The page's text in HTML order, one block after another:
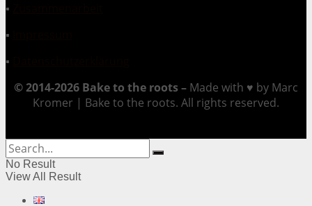
▪
▪
▪
© 2014-2026 Bake to the roots – Made with ♥ by Marc
Kromer | Bake to the roots. All rights reserved.
No Result
View All Result